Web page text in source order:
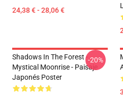
24,38 € - 28,06 €
Shadows In The Forest -
Mystical Moonrise - Paisaje
Japonés Poster
-20%